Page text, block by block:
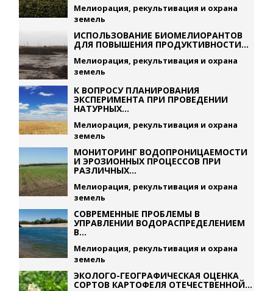
Мелиорация, рекультивация и охрана
земель
ИСПОЛЬЗОВАНИЕ БИОМЕЛИОРАНТОВ
ДЛЯ ПОВЫШЕНИЯ ПРОДУКТИВНОСТИ...
Мелиорация, рекультивация и охрана
земель
К ВОПРОСУ ПЛАНИРОВАНИЯ
ЭКСПЕРИМЕНТА ПРИ ПРОВЕДЕНИИ
НАТУРНЫХ...
Мелиорация, рекультивация и охрана
земель
МОНИТОРИНГ ВОДОПРОНИЦАЕМОСТИ
И ЭРОЗИОННЫХ ПРОЦЕССОВ ПРИ
РАЗЛИЧНЫХ...
Мелиорация, рекультивация и охрана
земель
СОВРЕМЕННЫЕ ПРОБЛЕМЫ В
УПРАВЛЕНИИ ВОДОРАСПРЕДЕЛЕНИЕМ
В...
Мелиорация, рекультивация и охрана
земель
ЭКОЛОГО-ГЕОГРАФИЧЕСКАЯ ОЦЕНКА
СОРТОВ КАРТОФЕЛЯ ОТЕЧЕСТВЕННОЙ...